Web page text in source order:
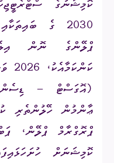
2030 ގެ
ޕްލޭންގެ ނޮން
(އޮގަސްޓް –
ޢާންމުން ހޭލުންތެރި
ޕްރޮގްރާމް ޕްލޭން،
ކޮމިޝަނަށް